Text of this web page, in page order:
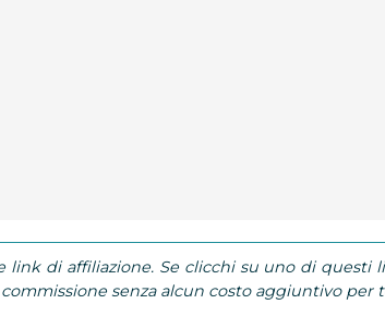
link di affiliazione. Se clicchi su uno di questi
senza alcun costo aggiuntivo per